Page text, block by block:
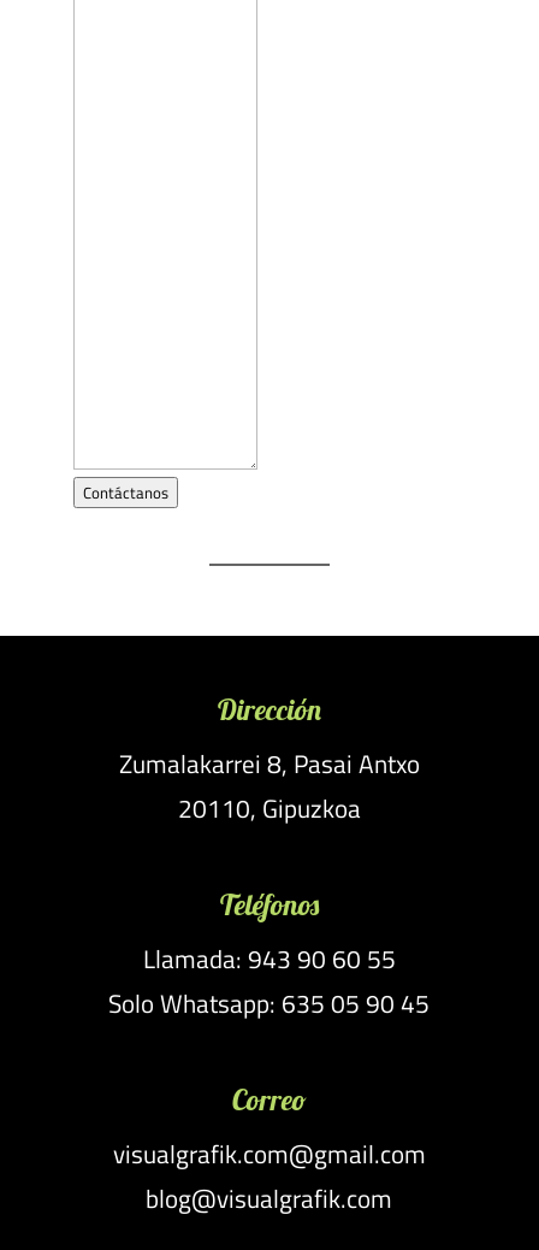
Contáctanos
Dirección
Zumalakarrei 8, Pasai Antxo
20110, Gipuzkoa
Teléfonos
Llamada: 943 90 60 55
Solo Whatsapp: 635 05 90 45
Correo
visualgrafik.com@gmail.com
blog@visualgrafik.com